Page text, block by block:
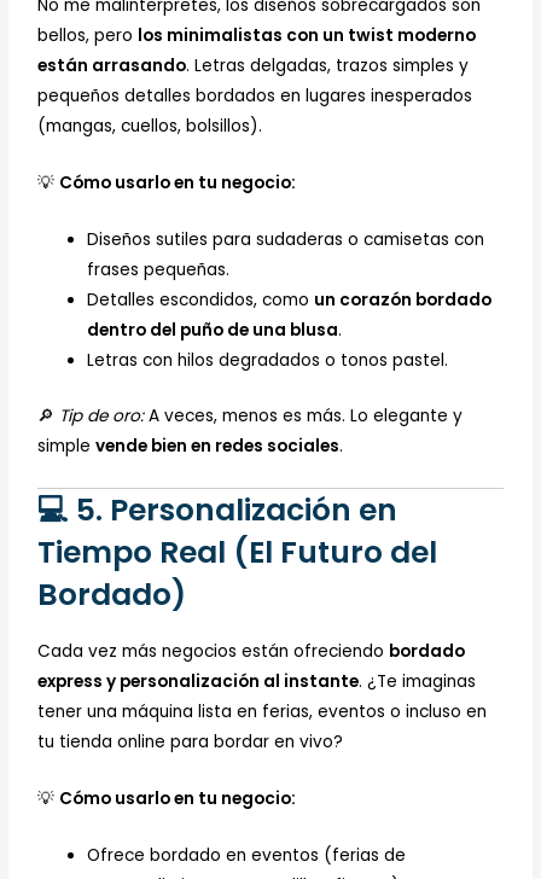
No me malinterpretes, los diseños sobrecargados son
bellos, pero los minimalistas con un twist moderno
están arrasando. Letras delgadas, trazos simples y
pequeños detalles bordados en lugares inesperados
(mangas, cuellos, bolsillos).
💡 Cómo usarlo en tu negocio:
Diseños sutiles para sudaderas o camisetas con
frases pequeñas.
Detalles escondidos, como un corazón bordado
dentro del puño de una blusa.
Letras con hilos degradados o tonos pastel.
🔎 Tip de oro:A veces, menos es más. Lo elegante y
simplevende bien en redes sociales.
💻 5. Personalización en
Tiempo Real (El Futuro del
Bordado)
Cada vez más negocios están ofreciendo bordado
express y personalización al instante. ¿Te imaginas
tener una máquina lista en ferias, eventos o incluso en
tu tienda online para bordar en vivo?
💡 Cómo usarlo en tu negocio:
Ofrece bordado en eventos (ferias de